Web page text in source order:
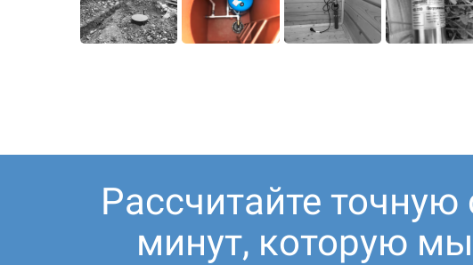
Рассчитайте
минут, которую